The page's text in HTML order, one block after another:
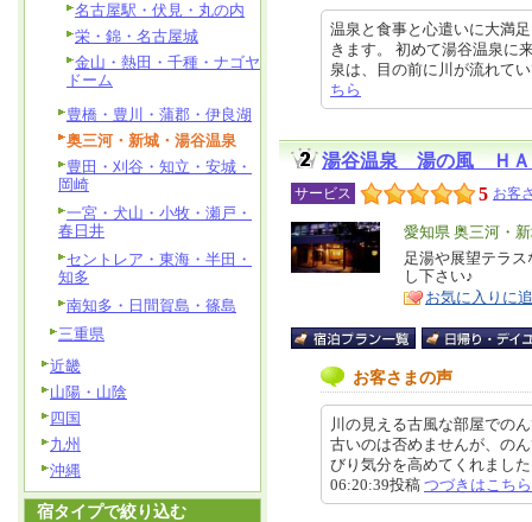
温泉と食事と心遣いに大満
きます。 初めて湯谷温泉に
泉は、目の前に川が流れて
ちら
湯谷温泉 湯の風 ＨＡ
サービス 5 お客
エ
リ
ア
愛知県 奥三河・
特
徴
足湯や展望テラ
し下さい♪
お気に入りに
お客さまの声
川の見える古風な部屋での
古いのは否めませんが、の
びり気分を高めてくれまし
06:20:39投稿 つづきはこちら
名古屋駅・伏見・丸の内
栄・錦・名古屋城
金山・熱田・千種・ナゴヤ
ドーム
豊橋・豊川・蒲郡・伊良湖
奥三河・新城・湯谷温泉
豊田・刈谷・知立・安城・
岡崎
一宮・犬山・小牧・瀬戸・
春日井
セントレア・東海・半田・
知多
南知多・日間賀島・篠島
三重県
近畿
山陽・山陰
四国
九州
沖縄
宿タイプで絞り込む